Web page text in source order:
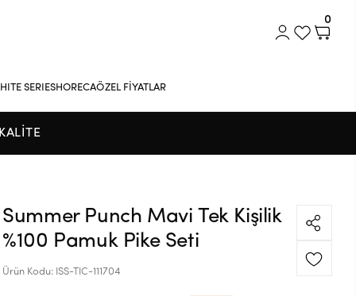
0
SERIESHORECAÖZEL FİYATLAR
Summer Punch Mavi Tek Kişilik
%100 Pamuk Pike Seti
Ürün Kodu: ISS-TIC-111704